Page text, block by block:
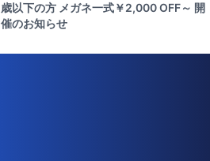
歳以下の方 メガネ一式￥2,000 OFF～ 開
催のお知らせ